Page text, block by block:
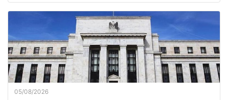
05/08/2026